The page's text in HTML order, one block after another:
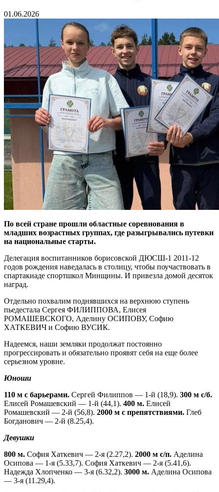
01.06.2026
По всей стране прошли областные соревнования в
младших возрастных группах, где разыгрывались путевки
на национальные старты.
Делегация воспитанников борисовской ДЮСШ-1 2011-12
годов рождения наведалась в столицу, чтобы поучаствовать в
спартакиаде спортшкол Минщины. И привезла домой десяток
наград.
Отдельно похвалим поднявшихся на верхнюю ступень
пьедестала Сергея ФИЛИППОВА, Елисея
РОМАШЕВСКОГО, Аделину ОСИПОВУ, Софию
ХАТКЕВИЧ и Софию ВУСИК.
Надеемся, наши земляки продолжат постоянно
прогрессировать и обязательно проявят себя на еще более
серьезном уровне.
Юноши
110 м с барьерами. Сергей Филиппов — 1-й (18,9). 300 м с/б.
Елисей Ромашевский — 1-й (44,1). 400 м. Елисей
Ромашевский — 2-й (56,8). 2000 м с препятствиями. Глеб
Богданович — 2-й (8.25,4).
Девушки
800 м. София Хаткевич — 2-я (2.27,2). 2000 м с/п. Аделина
Осипова — 1-я (5.33,7). София Хаткевич — 2-я (5.41,6).
Надежда Хлопченко — 3-я (6.32,2). 3000 м. Аделина Осипова
— 3-я (11.29,4).